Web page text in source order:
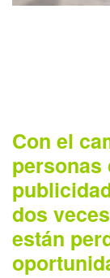
Con el
personas
dos
están